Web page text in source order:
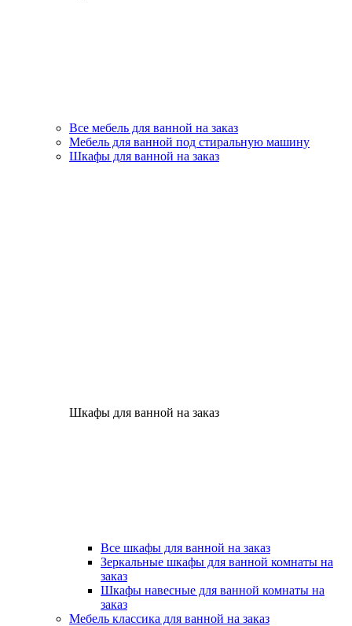
Все мебель для ванной на заказ
Мебель для ванной под стиральную машину
Шкафы для ванной на заказ
Шкафы для ванной на заказ
Все шкафы для ванной на заказ
Зеркальные шкафы для ванной комнаты на
заказ
Шкафы навесные для ванной комнаты на
заказ
Мебель классика для ванной на заказ